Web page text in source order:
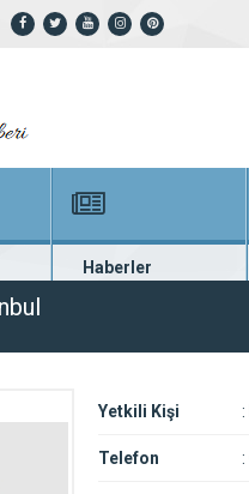
Haberler
En güncel haberler
Yetkili Kişi :
Telefon :